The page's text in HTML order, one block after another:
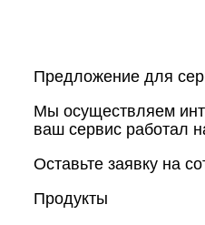
Предложение для
Мы осуществляем
ваш сервис работал
Оставьте заявку на
Продукты